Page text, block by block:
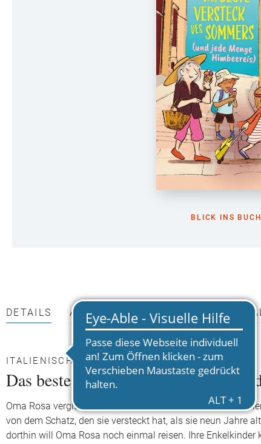
BLICK INS BUCH
DETAILS AUTOR*INNEN
ITALIENISCHES ABENTEUER MIT OMA
Das beste Versteck des Sommers
Oma Rosa vergisst immer häufiger, was gerade eben
von dem Schatz, den sie versteckt hat, als sie neun Jahre
dorthin will Oma Rosa noch einmal reisen. Ihre